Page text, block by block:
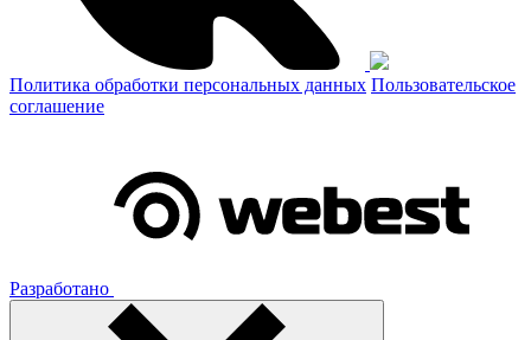
Политика обработки персональных данных Пользовательское
соглашение
Разработано